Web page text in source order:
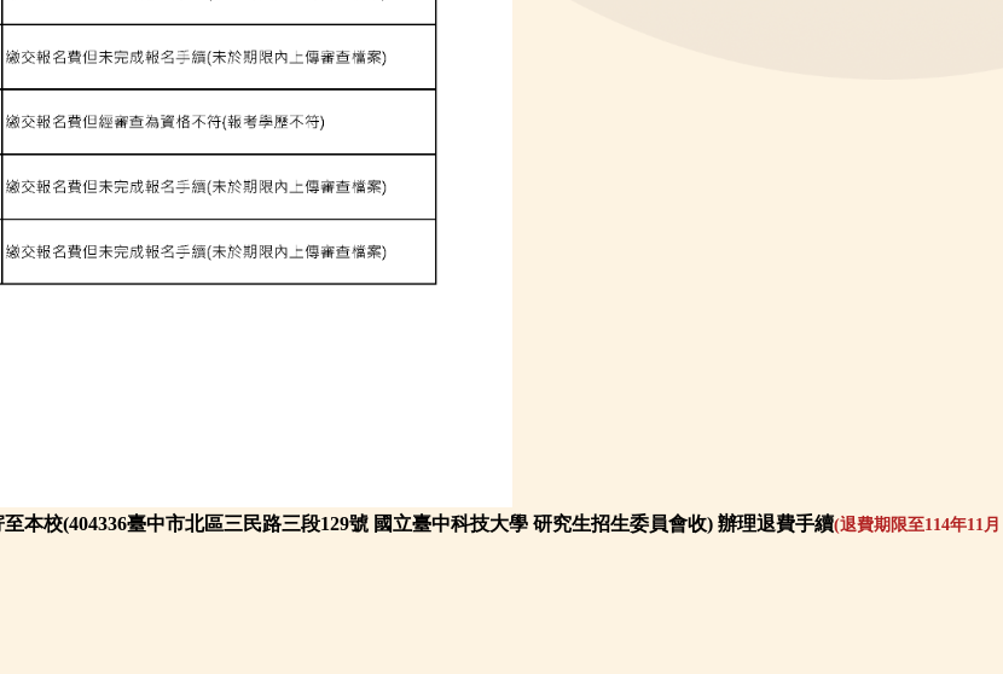
至本校(404336臺中市北區三民路三段129號 國立臺中科技大學 研究生招生委員會收) 辦理退費手續(退費期限至114年11月